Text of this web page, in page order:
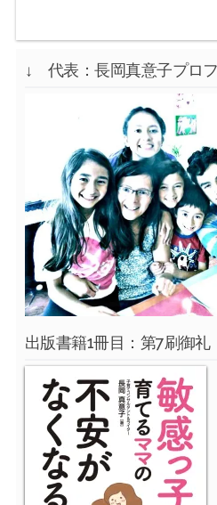
↓ 代表：長岡真意子プロ
出版書籍1冊目：第7刷御礼